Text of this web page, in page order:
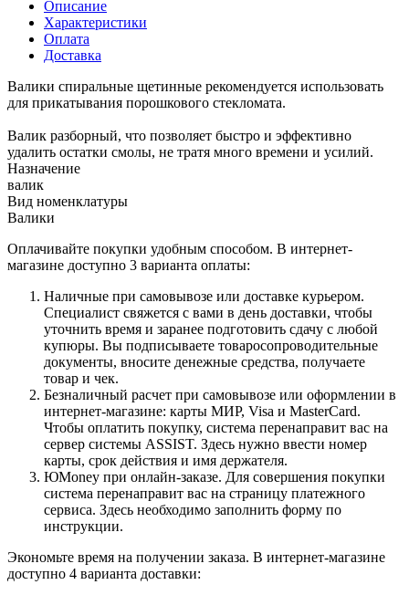
Описание
Характеристики
Оплата
Доставка
Валики спиральные щетинные рекомендуется использовать
для прикатывания порошкового стекломата.
Валик разборный, что позволяет быстро и эффективно
удалить остатки смолы, не тратя много времени и усилий.
Назначение
валик
Вид номенклатуры
Валики
Оплачивайте покупки удобным способом. В интернет-
магазине доступно 3 варианта оплаты:
Наличные при самовывозе или доставке курьером.
Специалист свяжется с вами в день доставки, чтобы
уточнить время и заранее подготовить сдачу с любой
купюры. Вы подписываете товаросопроводительные
документы, вносите денежные средства, получаете
товар и чек.
Безналичный расчет при самовывозе или оформлении в
интернет-магазине: карты МИР, Visa и MasterCard.
Чтобы оплатить покупку, система перенаправит вас на
сервер системы ASSIST. Здесь нужно ввести номер
карты, срок действия и имя держателя.
ЮMoney при онлайн-заказе. Для совершения покупки
система перенаправит вас на страницу платежного
сервиса. Здесь необходимо заполнить форму по
инструкции.
Экономьте время на получении заказа. В интернет-магазине
доступно 4 варианта доставки: